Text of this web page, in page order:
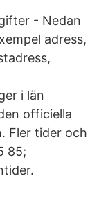
- Nedan
adress,
i län
officiella
Fler tider och
85;